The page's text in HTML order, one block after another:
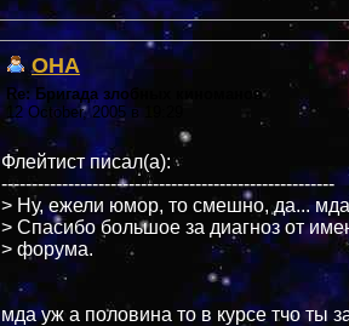
OHA
Re: Бригада злобных киноманов
12 October, 2005 в 19:29
Флейтист писал(а):
-------------------------------------------------------
> Ну, ежели юмор, то смешно, да...
> Спасибо большое за диагноз от
> форума.
мда уж а половина то в курсе тчо ты